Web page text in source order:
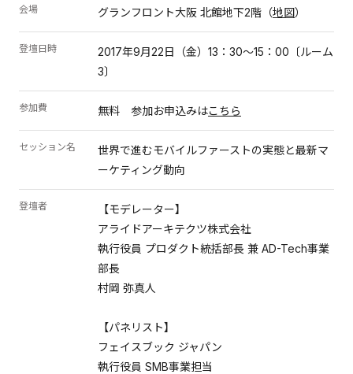
会場 グランフロント大阪 北館地下2階（地図）
登壇日時
2017年9月22日（金）13：30～15：00〔ルーム
3〕
参加費 無料 参加お申込みはこちら
セッション名
世界で進むモバイルファーストの実態と最新マ
ーケティング動向
登壇者
【モデレーター】
アライドアーキテクツ株式会社
執行役員 プロダクト統括部長 兼 AD-Tech事業
部長
村岡 弥真人
【パネリスト】
フェイスブック ジャパン
執行役員 SMB事業担当